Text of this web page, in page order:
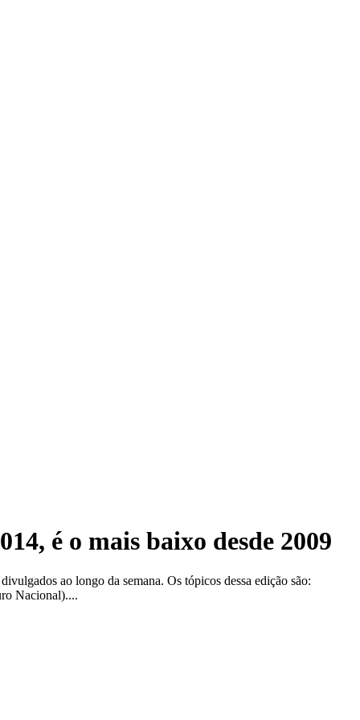
é o mais baixo desde 2009
ao longo da semana. Os tópicos dessa edição são:
Nacional)....